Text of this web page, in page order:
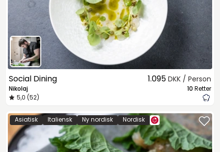
Social Dining
Nikolaj
5,0 (52)
1.095 DKK / Person
10 Retter
Asiatisk Italiensk Ny nordisk Nordisk